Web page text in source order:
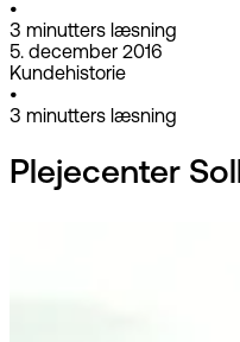
•
3 minutters læsning
5. december 2016
Kundehistorie
•
3 minutters læsning
Plejecenter